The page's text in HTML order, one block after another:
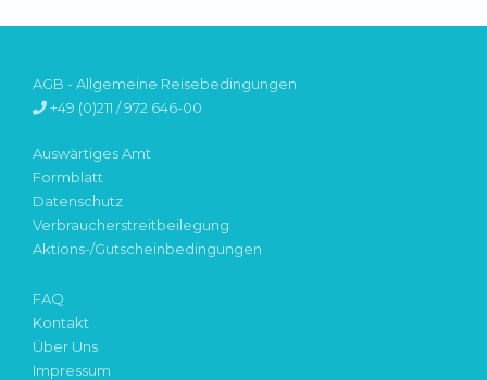
AGB - Allgemeine Reisebedingungen
+49 (0)211 / 972 646-00
Auswärtiges Amt
Formblatt
Datenschutz
Verbraucherstreitbeilegung
Aktions-/Gutscheinbedingungen
FAQ
Kontakt
Über Uns
Impressum